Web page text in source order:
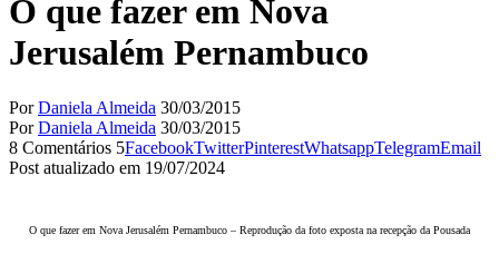
O que fazer em Nova
Jerusalém Pernambuco
PorDaniela Almeida 30/03/2015
PorDaniela Almeida 30/03/2015
8 Comentários 5FacebookTwitterPinterestWhatsappTelegramEmail
Post atualizado em 19/07/2024
O que fazer em Nova Jerusalém Pernambuco – Reprodução da foto exposta na recepção da Pousada